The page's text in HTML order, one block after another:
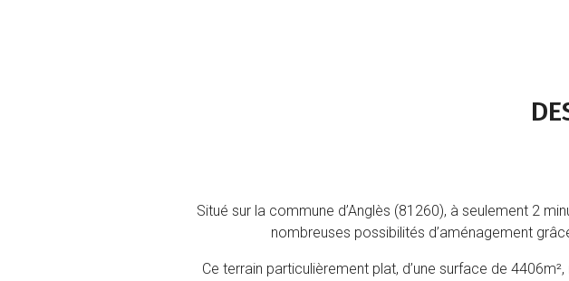
Situé sur la commune d’Anglès (81260), à seulement 2
nombreuses possibilités d’aménagement
Ce terrain particulièrement plat, d’une surface de